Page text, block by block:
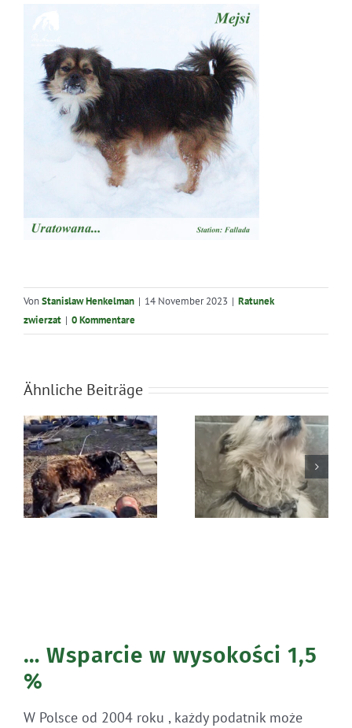
VonStanislaw Henkelman | 14 November 2023 | Ratunek
zwierzat | 0 Kommentare
Ähnliche Beiträge
Błąkała się
sama w lesie
Ratunek Lesia
… Wsparcie w wysokości 1,5
%
W Polsce od 2004 roku , każdy podatnik może